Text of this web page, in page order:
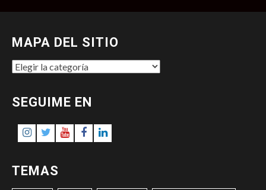
MAPA DEL SITIO
MAPA
SITIO
SEGUIME EN
Instagram
Twitter
Youtube
Facebook
LinkedIn
TEMAS